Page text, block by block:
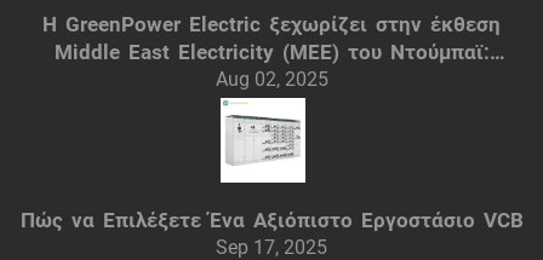
Η GreenPower Electric ξεχωρίζει στην έκθεση
Middle East Electricity (MEE) του Ντούμπαϊ:
Έξυπνες ηλεκτρικές λύσεις
Aug 02, 2025
Πώς να Επιλέξετε Ένα Αξιόπιστο Εργοστάσιο VCB
Sep 17, 2025